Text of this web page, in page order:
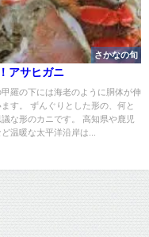
さかなの旬
アサヒガニ
甲羅の下には海老のように胴体が伸
ます。 ずんぐりとした形の、何と
議な形のカニです。 高知県や鹿児
温暖な太平洋沿岸は...